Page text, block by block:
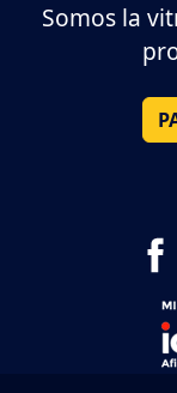
Somos la